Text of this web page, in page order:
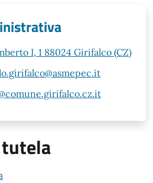
I, 1 88024 Girifalco (CZ)